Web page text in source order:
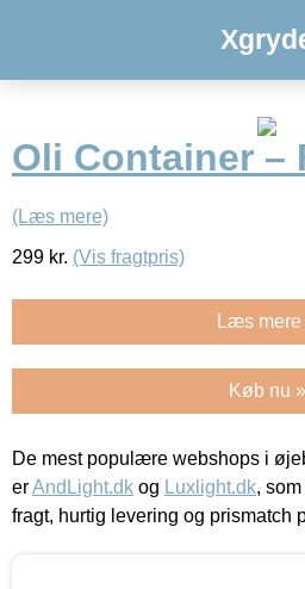
Oli Container –
(Læs mere)
299 kr. (Vis fragtpris)
Læs mere
Køb nu »
De mest populære webshops i
erAndLight.dk og Luxlight.dk,
fragt, hurtig levering og prismatch